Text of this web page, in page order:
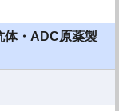
体・ADC原薬製